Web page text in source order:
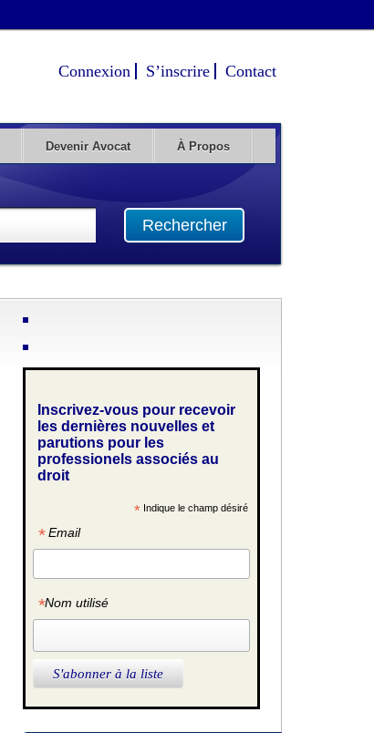
Connexion S’inscrire Contact
Devenir Avocat À Propos
Rechercher
Inscrivez-vous pour recevoir
les dernières nouvelles et
parutions pour les
professionels associés au
droit
* Indique le champ désiré
*Email
*Nom utilisé